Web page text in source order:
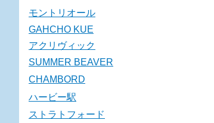
モントリオール
GAHCHO KUE
アクリヴィック
SUMMER BEAVER
CHAMBORD
ハービー駅
ストラトフォード